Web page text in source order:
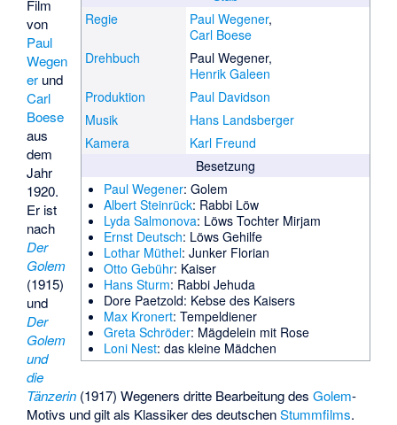
Regie
Paul Wegener,
Carl Boese
Drehbuch
Paul Wegener,
Henrik Galeen
Produktion
Paul Davidson
Musik
Hans Landsberger
Kamera
Karl Freund
Besetzung
Paul Wegener: Golem
Albert Steinrück: Rabbi Löw
Lyda Salmonova: Löws Tochter Mirjam
Ernst Deutsch: Löws Gehilfe
Lothar Müthel: Junker Florian
Otto Gebühr: Kaiser
Hans Sturm: Rabbi Jehuda
Dore Paetzold: Kebse des Kaisers
Max Kronert: Tempeldiener
Greta Schröder: Mägdelein mit Rose
Loni Nest: das kleine Mädchen
Film
von
Paul
Wegen
er und
Carl
Boese
aus
dem
Jahr
1920.
Er ist
nach
Der
Golem
(1915)
und
Der
Golem
und
die
Tänzerin (1917) Wegeners dritte Bearbeitung desGolem-
Motivs und gilt als Klassiker des deutschenStummfilms.